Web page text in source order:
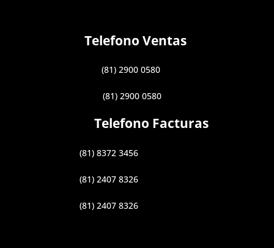
Telefono Ventas
(81) 2900 0580
(81) 2900 0580
Telefono Facturas
(81) 8372 3456
(81) 2407 8326
(81) 2407 8326